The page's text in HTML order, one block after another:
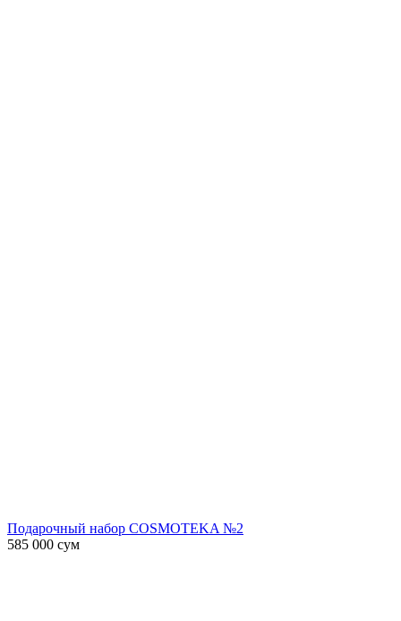
Подарочный набор COSMOTEKA №2
585 000 сум